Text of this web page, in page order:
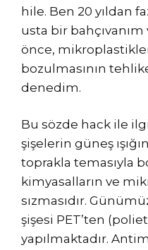
hile. Ben 20 yıldan
usta bir
önce,
bozulmasının
denedim.
Bu sözde hack ile
şişelerin güneş
toprakla temasıyla
kimyasalların ve
sızmasıdır.
şişesi PET’ten
yapılmaktadır.